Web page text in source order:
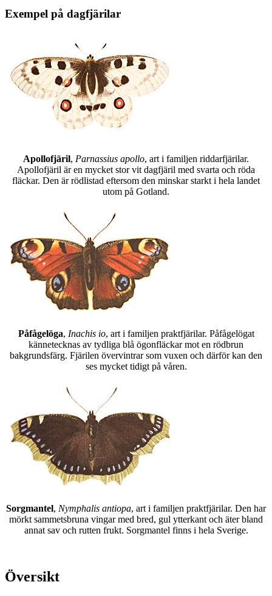
Exempel på dagfjärilar
Apollofjäril, Parnassius apollo, art i familjen riddarfjärilar.
Apollofjäril är en mycket stor vit dagfjäril med svarta och röda
fläckar. Den är rödlistad eftersom den minskar starkt i hela landet
utom på Gotland.
Påfågelöga, Inachis io, art i familjen praktfjärilar. Påfågelögat
kännetecknas av tydliga blå ögonfläckar mot en rödbrun
bakgrundsfärg. Fjärilen övervintrar som vuxen och därför kan den
ses mycket tidigt på våren.
Sorgmantel, Nymphalis antiopa, art i familjen praktfjärilar. Den har
mörkt sammetsbruna vingar med bred, gul ytterkant och äter bland
annat sav och rutten frukt. Sorgmantel finns i hela Sverige.
Översikt